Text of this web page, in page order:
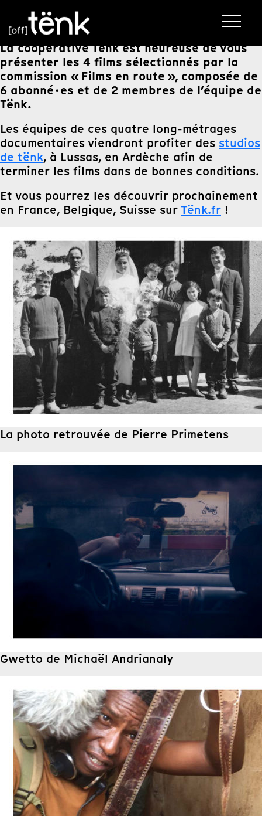
La coopérative Tënk est heureuse de vous
présenter les 4 films sélectionnés par la
commission « Films en route », composée de
6 abonné·es et de 2 membres de l’équipe de
Tënk.
Les équipes de ces quatre long-métrages
documentaires viendront profiter des studios
de tënk, à Lussas, en Ardèche afin de
terminer les films dans de bonnes conditions.
Et vous pourrez les découvrir prochainement
en France, Belgique, Suisse surTënk.fr !
La photo retrouvée de Pierre Primetens
Gwetto de Michaël Andrianaly